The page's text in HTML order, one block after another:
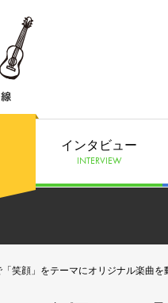
インタビュー
INTERVIEW
笑顔」をテーマにオリジナル楽曲